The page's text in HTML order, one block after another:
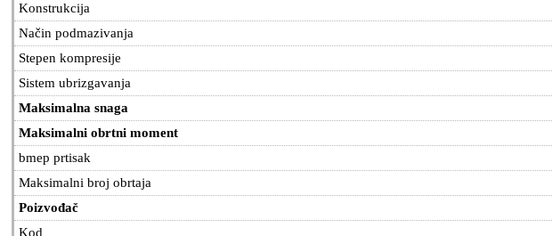
Konstrukcija
Način podmazivanja
Stepen kompresije
Sistem ubrizgavanja
Maksimalna snaga
Maksimalni obrtni moment
bmep prtisak
Maksimalni broj obrtaja
Poizvođač
Kod